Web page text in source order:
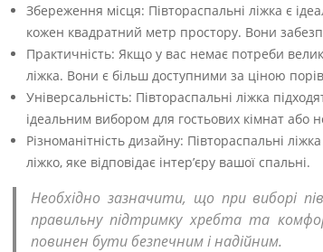
Збереження місця: Півтораспальні ліжка є
кожен квадратний метр простору. Вони
Практичність: Якщо у вас немає потреби
ліжка. Вони є більш доступними за ціною
Універсальність: Півтораспальні ліжка
ідеальним вибором для гостьових кімнат або
Різноманітність дизайну: Півтораспальні
ліжко, яке відповідає інтер’єру вашої спальні.
Необхідно зазначити, що при виборі
правильну підтримку хребта та
повинен бути безпечним і надійним.